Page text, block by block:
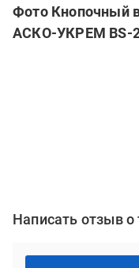
Фото Кнопочный
АСКО-УКРЕМ BS-
Написать отзыв о